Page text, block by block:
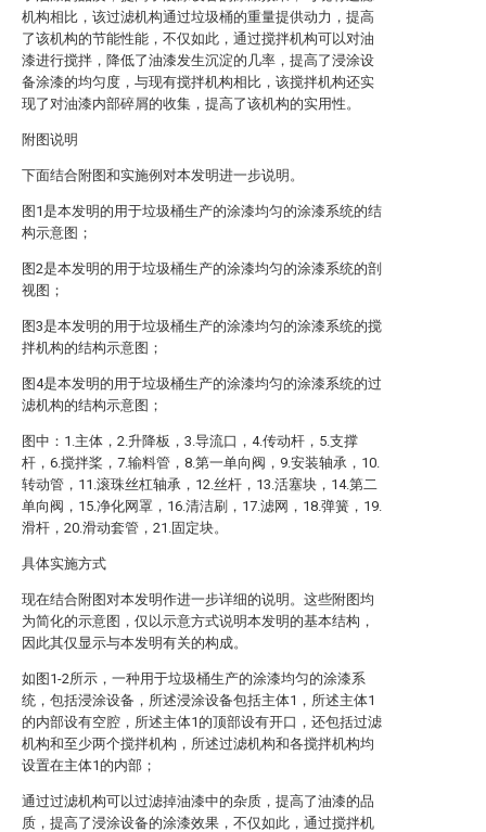
机构相比，该过滤机构通过垃圾桶的重量提供动力，提高
了该机构的节能性能，不仅如此，通过搅拌机构可以对油
漆进行搅拌，降低了油漆发生沉淀的几率，提高了浸涂设
备涂漆的均匀度，与现有搅拌机构相比，该搅拌机构还实
现了对油漆内部碎屑的收集，提高了该机构的实用性。
附图说明
下面结合附图和实施例对本发明进一步说明。
图1是本发明的用于垃圾桶生产的涂漆均匀的涂漆系统的结
构示意图；
图2是本发明的用于垃圾桶生产的涂漆均匀的涂漆系统的剖
视图；
图3是本发明的用于垃圾桶生产的涂漆均匀的涂漆系统的搅
拌机构的结构示意图；
图4是本发明的用于垃圾桶生产的涂漆均匀的涂漆系统的过
滤机构的结构示意图；
图中：1.主体，2.升降板，3.导流口，4.传动杆，5.支撑
杆，6.搅拌桨，7.输料管，8.第一单向阀，9.安装轴承，10.
转动管，11.滚珠丝杠轴承，12.丝杆，13.活塞块，14.第二
单向阀，15.净化网罩，16.清洁刷，17.滤网，18.弹簧，19.
滑杆，20.滑动套管，21.固定块。
具体实施方式
现在结合附图对本发明作进一步详细的说明。这些附图均
为简化的示意图，仅以示意方式说明本发明的基本结构，
因此其仅显示与本发明有关的构成。
如图1-2所示，一种用于垃圾桶生产的涂漆均匀的涂漆系
统，包括浸涂设备，所述浸涂设备包括主体1，所述主体1
的内部设有空腔，所述主体1的顶部设有开口，还包括过滤
机构和至少两个搅拌机构，所述过滤机构和各搅拌机构均
设置在主体1的内部；
通过过滤机构可以过滤掉油漆中的杂质，提高了油漆的品
质，提高了浸涂设备的涂漆效果，不仅如此，通过搅拌机